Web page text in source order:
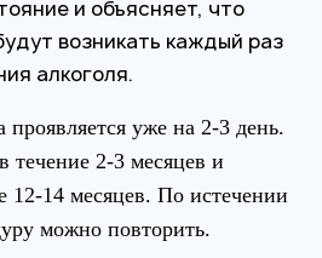
и объясняет, что
возникать каждый раз
алкоголя.
уже на 2-3 день.
течение 2-3 месяцев и
12-14 месяцев. По истечении
можно повторить.